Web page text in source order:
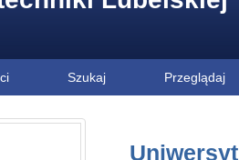
Szukaj Przeglądaj